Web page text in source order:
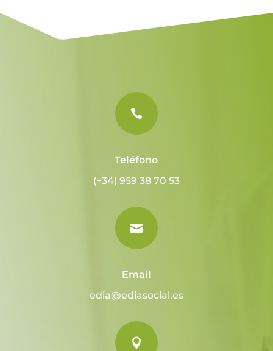
e

Teléfono
(+34) 959 38 70 53

Email
edia@ediasocial.es
